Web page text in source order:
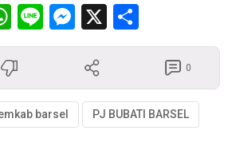
WhatsApp
LineMessenger
X
0
barsel PJ BUBATI BARSEL